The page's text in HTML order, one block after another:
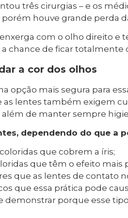
três cirurgias – e os
houve grande perda
com o olho direito e
chance de ficar totalmente
a cor dos olhos
opção mais segura para
lentes também exigem
além de manter sempre
dependendo do que a
que cobrem a íris;
que têm o efeito
que as lentes de contato
que essa prática pode
demonstrar porque esse